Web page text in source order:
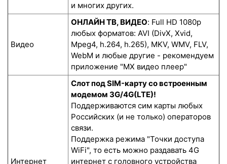
и многих других.
Видео
ОНЛАЙН ТВ, ВИДЕО: Full HD 1080p
любых форматов: AVI (DivX, Xvid,
Mpeg4, h.264, h.265), MKV, WMV, FLV,
WebM и любые другие - рекомендуем
приложение "MX видео плеер"
Интернет
Слот под SIM-карту со встроенным
модемом 3G/4G(LTE)!
Поддерживаются сим карты любых
Российских (и не только) операторов
связи.
Поддержка режима "Точки доступа
WiFi", то есть можно раздавать 4G
интернет с головного устройства